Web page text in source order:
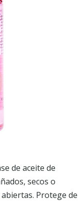
de aceite de
secos o
Protege de